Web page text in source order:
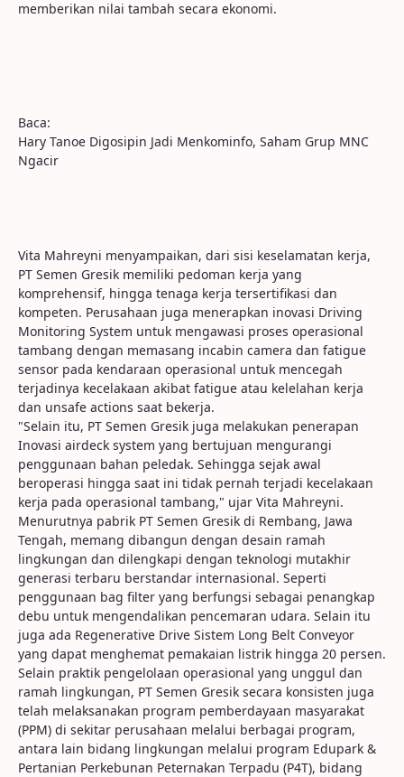
memberikan nilai tambah secara ekonomi.
Baca:
Hary Tanoe Digosipin Jadi Menkominfo, Saham Grup MNC
Ngacir
Vita Mahreyni menyampaikan, dari sisi keselamatan kerja,
PT Semen Gresik memiliki pedoman kerja yang
komprehensif, hingga tenaga kerja tersertifikasi dan
kompeten. Perusahaan juga menerapkan inovasi Driving
Monitoring System untuk mengawasi proses operasional
tambang dengan memasang incabin camera dan fatigue
sensor pada kendaraan operasional untuk mencegah
terjadinya kecelakaan akibat fatigue atau kelelahan kerja
dan unsafe actions saat bekerja.
"Selain itu, PT Semen Gresik juga melakukan penerapan
Inovasi airdeck system yang bertujuan mengurangi
penggunaan bahan peledak. Sehingga sejak awal
beroperasi hingga saat ini tidak pernah terjadi kecelakaan
kerja pada operasional tambang," ujar Vita Mahreyni.
Menurutnya pabrik PT Semen Gresik di Rembang, Jawa
Tengah, memang dibangun dengan desain ramah
lingkungan dan dilengkapi dengan teknologi mutakhir
generasi terbaru berstandar internasional. Seperti
penggunaan bag filter yang berfungsi sebagai penangkap
debu untuk mengendalikan pencemaran udara. Selain itu
juga ada Regenerative Drive Sistem Long Belt Conveyor
yang dapat menghemat pemakaian listrik hingga 20 persen.
Selain praktik pengelolaan operasional yang unggul dan
ramah lingkungan, PT Semen Gresik secara konsisten juga
telah melaksanakan program pemberdayaan masyarakat
(PPM) di sekitar perusahaan melalui berbagai program,
antara lain bidang lingkungan melalui program Edupark &
Pertanian Perkebunan Peternakan Terpadu (P4T), bidang